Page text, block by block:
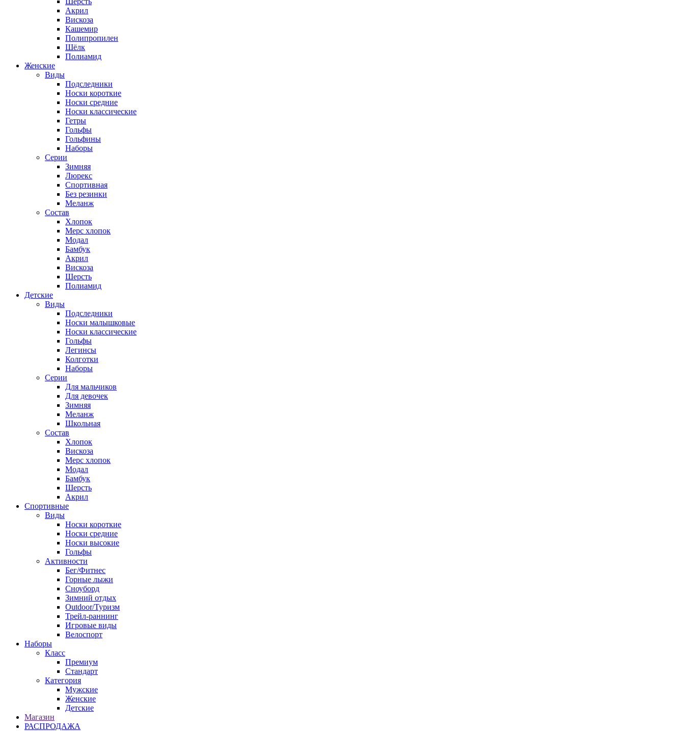
Акрил
Вискоза
Кашемир
Полипропилен
Шёлк
Полиамид
Женские
Виды
Подследники
Носки короткие
Носки средние
Носки классические
Гетры
Гольфы
Гольфины
Наборы
Серии
Зимняя
Люрекс
Спортивная
Без резинки
Меланж
Состав
Хлопок
Мерс хлопок
Модал
Бамбук
Акрил
Вискоза
Шерсть
Полиамид
Детские
Виды
Подследники
Носки малышковые
Носки классические
Гольфы
Легинсы
Колготки
Наборы
Серии
Для мальчиков
Для девочек
Зимняя
Меланж
Школьная
Состав
Хлопок
Вискоза
Мерс хлопок
Модал
Бамбук
Шерсть
Акрил
Спортивные
Виды
Носки короткие
Носки средние
Носки высокие
Гольфы
Активности
Бег/Фитнес
Горные лыжи
Сноуборд
Зимний отдых
Outdoor/Туризм
Трейл-раннинг
Игровые виды
Велоспорт
Наборы
Класс
Премиум
Стандарт
Категория
Мужские
Женские
Детские
Магазин
РАСПРОДАЖА